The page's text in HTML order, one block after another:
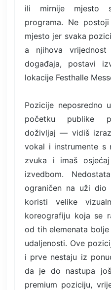
ili mirnije mjesto
programa. Ne
mjesto jer svaka
a njihova
događaja, postavi
lokacije Festhalle
Pozicije neposredno
početku publike
doživljaj — vidiš
vokal i instrumente s
zvuka i imaš
izvedbom.
ograničen na uži dio
koristi velike
koreografiju koja se
od tih elemenata
udaljenosti. Ove
i prve nestaju iz
da je do nastupa
premium poziciju,